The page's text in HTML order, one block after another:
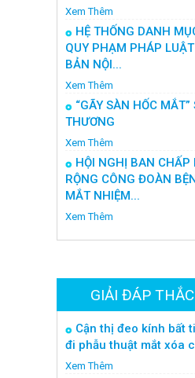
Xem Thêm
HỆ THỐNG DANH
QUY PHẠM PHÁP
BẢN NỘI...
Xem Thêm
“GÃY SÀN HỐC
THƯƠNG
Xem Thêm
HỘI NGHỊ BAN CHẤP
RỘNG CÔNG ĐOÀN
MẮT NHIỆM...
Xem Thêm
GIẢI ĐÁP
Cận thị đeo kính bất
đi phẫu thuật mắt xóa
Xem Thêm